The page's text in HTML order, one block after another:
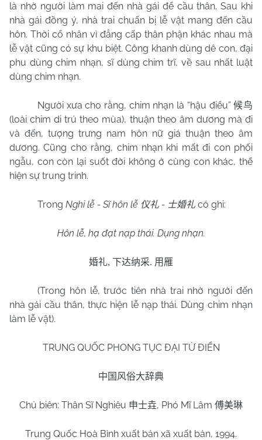
là nhờ người làm mai đến nhà gái để cầu thân. Sau khi
nhà gái đồng ý, nhà trai chuẩn bị lễ vật mang đến cầu
hôn. Thời cổ nhân vì đẳng cấp thân phận khác nhau mà
lễ vật cũng có sự khu biệt. Công khanh dùng dê con, đại
phu dùng chim nhạn, sĩ dùng chim trĩ, về sau nhất luật
dùng chim nhạn.
Người xưa cho rằng, chim nhạn là “hậu điểu”候鸟
(loài chim di trú theo mùa), thuận theo âm dương mà đi
và đến, tượng trưng nam hôn nữ giá thuận theo âm
dương. Cũng cho rằng, chim nhạn khi mất đi con phối
ngẫu, con còn lại suốt đời không ở cùng con khác, thể
hiện sự trung trinh.
Trong Nghi lễ - Sĩ hôn lễ 仪礼 - 士婚礼 có ghi:
Hôn lễ, hạ đạt nạp thái. Dụng nhạn.
婚礼, 下达纳采. 用雁
(Trong hôn lễ, trước tiên nhà trai nhờ người đến
nhà gái cầu thân, thực hiện lễ nạp thái. Dùng chim nhạn
làm lễ vật).
TRUNG QUỐC PHONG TỤC ĐẠI TỪ ĐIỂN
中国风俗大辞典
Chủ biên: Thân Sĩ Nghiêu 申士垚, Phó Mĩ Lâm 傅美琳
Trung Quốc Hoà Bình xuất bản xã xuất bản, 1994.